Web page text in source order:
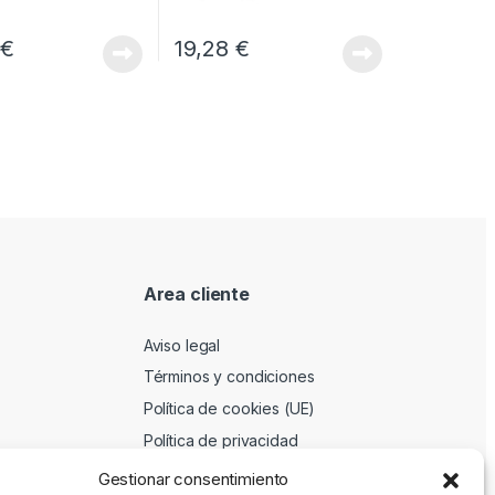
Gestionar consentimiento
€ 19,28 €
Area cliente
Aviso legal
Términos y condiciones
Política de cookies (UE)
Política de privacidad